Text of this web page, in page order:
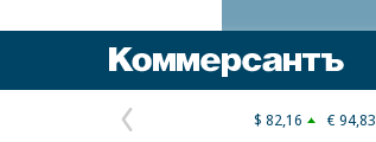
$ 82,16 € 94,83